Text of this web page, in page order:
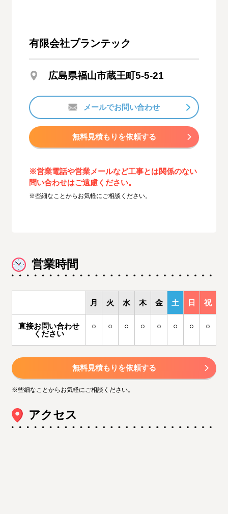
有限会社プランテック
広島県福山市蔵王町5-5-21
メールでお問い合わせ
無料見積もりを依頼する
※営業電話や営業メールなど工事とは関係のない
問い合わせはご遠慮ください。
※些細なことからお気軽にご相談ください。
営業時間
月 火 水 木 金 土 日 祝
直接お問い合わせ
ください
○ ○ ○ ○ ○ ○ ○ ○
無料見積もりを依頼する
※些細なことからお気軽にご相談ください。
アクセス